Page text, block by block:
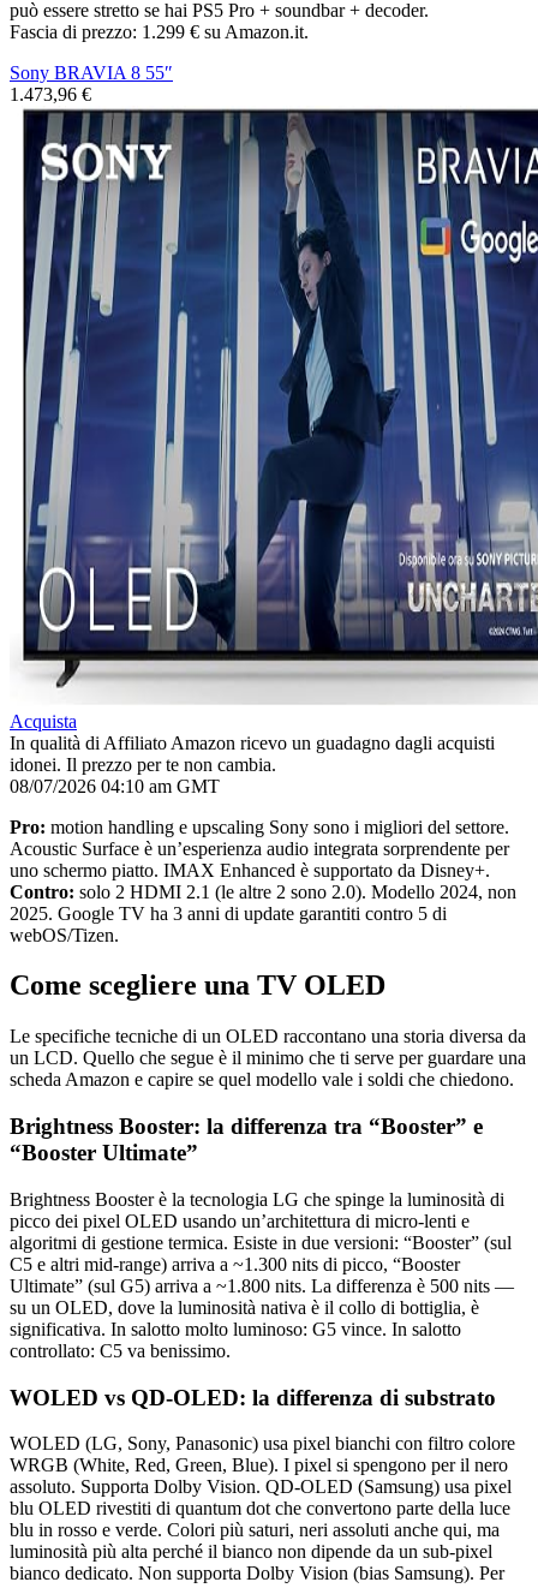
può essere stretto se hai PS5 Pro + soundbar + decoder.
Fascia di prezzo: 1.299 € su Amazon.it.
Sony BRAVIA 8 55″
1.473,96 €
Acquista
In qualità di Affiliato Amazon ricevo un guadagno dagli acquisti
idonei. Il prezzo per te non cambia.
08/07/2026 04:10 am GMT
Pro: motion handling e upscaling Sony sono i migliori del settore.
Acoustic Surface è un’esperienza audio integrata sorprendente per
uno schermo piatto. IMAX Enhanced è supportato da Disney+.
Contro: solo 2 HDMI 2.1 (le altre 2 sono 2.0). Modello 2024, non
2025. Google TV ha 3 anni di update garantiti contro 5 di
webOS/Tizen.
Come scegliere una TV OLED
Le specifiche tecniche di un OLED raccontano una storia diversa da
un LCD. Quello che segue è il minimo che ti serve per guardare una
scheda Amazon e capire se quel modello vale i soldi che chiedono.
Brightness Booster: la differenza tra “Booster” e
“Booster Ultimate”
Brightness Booster è la tecnologia LG che spinge la luminosità di
picco dei pixel OLED usando un’architettura di micro-lenti e
algoritmi di gestione termica. Esiste in due versioni: “Booster” (sul
C5 e altri mid-range) arriva a ~1.300 nits di picco, “Booster
Ultimate” (sul G5) arriva a ~1.800 nits. La differenza è 500 nits —
su un OLED, dove la luminosità nativa è il collo di bottiglia, è
significativa. In salotto molto luminoso: G5 vince. In salotto
controllato: C5 va benissimo.
WOLED vs QD-OLED: la differenza di substrato
WOLED (LG, Sony, Panasonic) usa pixel bianchi con filtro colore
WRGB (White, Red, Green, Blue). I pixel si spengono per il nero
assoluto. Supporta Dolby Vision. QD-OLED (Samsung) usa pixel
blu OLED rivestiti di quantum dot che convertono parte della luce
blu in rosso e verde. Colori più saturi, neri assoluti anche qui, ma
luminosità più alta perché il bianco non dipende da un sub-pixel
bianco dedicato. Non supporta Dolby Vision (bias Samsung). Per